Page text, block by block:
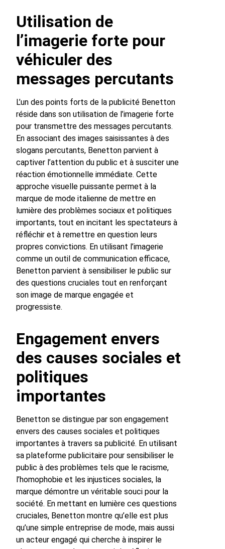
Utilisation de
l’imagerie forte pour
véhiculer des
messages percutants
L’un des points forts de la publicité Benetton
réside dans son utilisation de l’imagerie forte
pour transmettre des messages percutants.
En associant des images saisissantes à des
slogans percutants, Benetton parvient à
captiver l’attention du public et à susciter une
réaction émotionnelle immédiate. Cette
approche visuelle puissante permet à la
marque de mode italienne de mettre en
lumière des problèmes sociaux et politiques
importants, tout en incitant les spectateurs à
réfléchir et à remettre en question leurs
propres convictions. En utilisant l’imagerie
comme un outil de communication efficace,
Benetton parvient à sensibiliser le public sur
des questions cruciales tout en renforçant
son image de marque engagée et
progressiste.
Engagement envers
des causes sociales et
politiques
importantes
Benetton se distingue par son engagement
envers des causes sociales et politiques
importantes à travers sa publicité. En utilisant
sa plateforme publicitaire pour sensibiliser le
public à des problèmes tels que le racisme,
l’homophobie et les injustices sociales, la
marque démontre un véritable souci pour la
société. En mettant en lumière ces questions
cruciales, Benetton montre qu’elle est plus
qu’une simple entreprise de mode, mais aussi
un acteur engagé qui cherche à inspirer le